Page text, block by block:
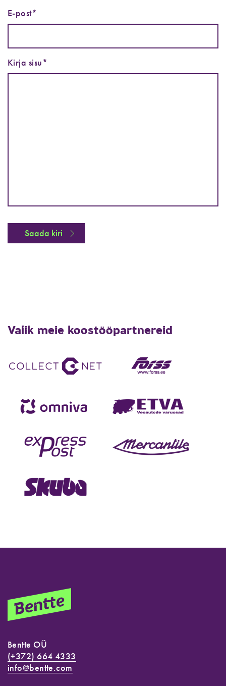
E-post*
Kirja sisu*
Valik meie koostööpartnereid
Bentte OÜ
(+372) 664 4333
info@bentte.com